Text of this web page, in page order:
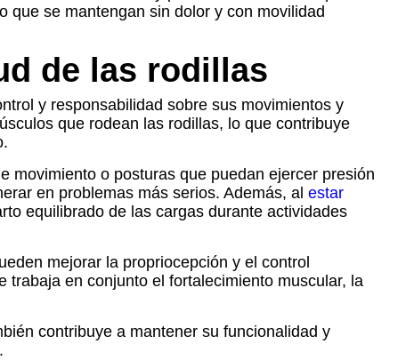
que se mantengan sin dolor y con movilidad
de las rodillas
y responsabilidad sobre sus movimientos y
que rodean las rodillas, lo que contribuye
movimiento o posturas que puedan ejercer presión
en problemas más serios. Además, al estar
equilibrado de las cargas durante actividades
mejorar la propriocepción y el control
trabaja en conjunto el fortalecimiento muscular, la
contribuye a mantener su funcionalidad y